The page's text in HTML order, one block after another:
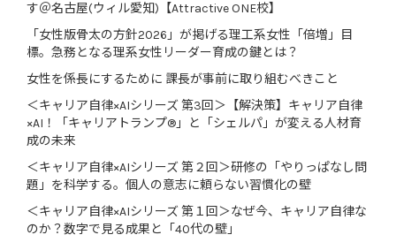
す＠名古屋(ウィル愛知)【Attractive ONE校】
「女性版骨太の方針2026」が掲げる理工系女性「倍増」目
標。急務となる理系女性リーダー育成の鍵とは？
女性を係長にするために 課長が事前に取り組むべきこと
＜キャリア自律×AIシリーズ 第3回＞【解決策】キャリア自律
×AI！「キャリアトランプ®」と「シェルパ」が変える人材育
成の未来
＜キャリア自律×AIシリーズ 第２回＞研修の「やりっぱなし問
題」を科学する。個人の意志に頼らない習慣化の壁
＜キャリア自律×AIシリーズ 第１回＞なぜ今、キャリア自律な
のか？数字で見る成果と「40代の壁」